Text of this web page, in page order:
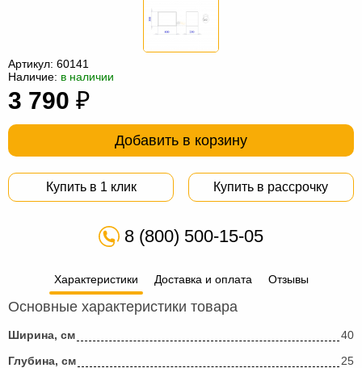
мешки
Мебель
из
Садовая
Артикул: 60141
Наличие: в наличии
3 790 ₽
Добавить в корзину
Купить в 1 клик Купить в рассрочку
8 (800) 500-15-05
Характеристики Доставка и оплата Отзывы
Основные характеристики товара
Ширина, см
40
Глубина, см
25